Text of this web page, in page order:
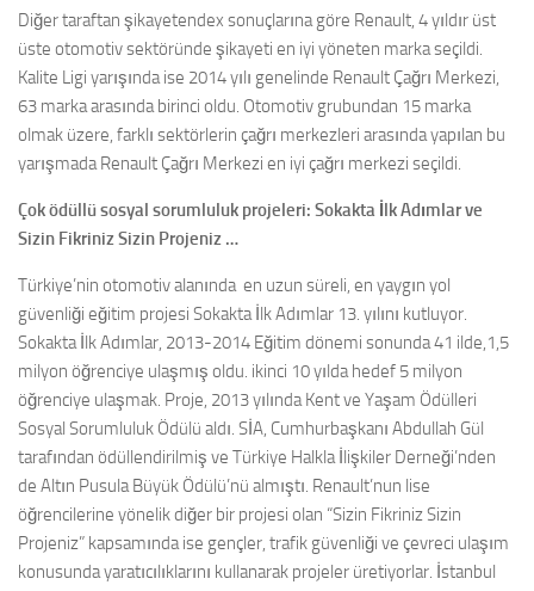
Diğer taraftan şikayetendex sonuçlarına göre Renault, 4 yıldır üst
üste otomotiv sektöründe şikayeti en iyi yöneten marka seçildi.
Kalite Ligi yarışında ise 2014 yılı genelinde Renault Çağrı Merkezi,
63 marka arasında birinci oldu. Otomotiv grubundan 15 marka
olmak üzere, farklı sektörlerin çağrı merkezleri arasında yapılan bu
yarışmada Renault Çağrı Merkezi en iyi çağrı merkezi seçildi.
Çok ödüllü sosyal sorumluluk projeleri: Sokakta İlk Adımlar ve
Sizin Fikriniz Sizin Projeniz …
Türkiye’nin otomotiv alanında en uzun süreli, en yaygın yol
güvenliği eğitim projesi Sokakta İlk Adımlar 13. yılını kutluyor.
Sokakta İlk Adımlar, 2013-2014 Eğitim dönemi sonunda 41 ilde,1,5
milyon öğrenciye ulaşmış oldu. ikinci 10 yılda hedef 5 milyon
öğrenciye ulaşmak. Proje, 2013 yılında Kent ve Yaşam Ödülleri
Sosyal Sorumluluk Ödülü aldı. SİA, Cumhurbaşkanı Abdullah Gül
tarafından ödüllendirilmiş ve Türkiye Halkla İlişkiler Derneği’nden
de Altın Pusula Büyük Ödülü’nü almıştı. Renault’nun lise
öğrencilerine yönelik diğer bir projesi olan “Sizin Fikriniz Sizin
Projeniz” kapsamında ise gençler, trafik güvenliği ve çevreci ulaşım
konusunda yaratıcılıklarını kullanarak projeler üretiyorlar. İstanbul